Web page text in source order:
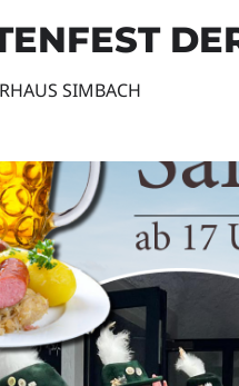
SIMBACH